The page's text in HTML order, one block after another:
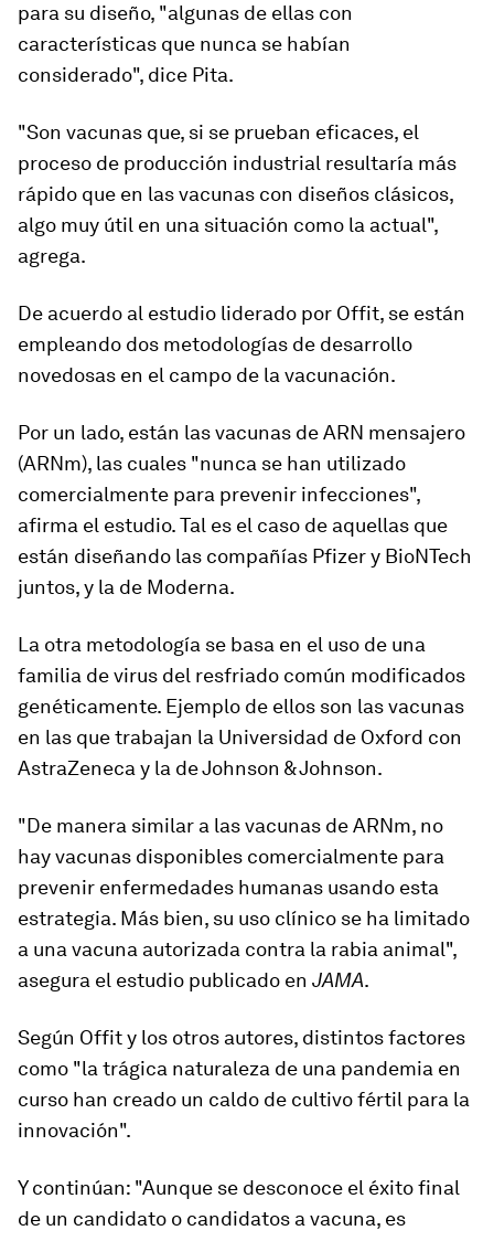
para su diseño, "algunas de ellas con
características que nunca se habían
considerado", dice Pita.
"Son vacunas que, si se prueban eficaces, el
proceso de producción industrial resultaría más
rápido que en las vacunas con diseños clásicos,
algo muy útil en una situación como la actual",
agrega.
De acuerdo al estudio liderado por Offit, se están
empleando dos metodologías de desarrollo
novedosas en el campo de la vacunación.
Por un lado, están las vacunas de ARN mensajero
(ARNm), las cuales "nunca se han utilizado
comercialmente para prevenir infecciones",
afirma el estudio. Tal es el caso de aquellas que
están diseñando las compañías Pfizer y BioNTech
juntos, y la de Moderna.
La otra metodología se basa en el uso de una
familia de virus del resfriado común modificados
genéticamente. Ejemplo de ellos son las vacunas
en las que trabajan la Universidad de Oxford con
AstraZeneca y la de Johnson & Johnson.
"De manera similar a las vacunas de ARNm, no
hay vacunas disponibles comercialmente para
prevenir enfermedades humanas usando esta
estrategia. Más bien, su uso clínico se ha limitado
a una vacuna autorizada contra la rabia animal",
asegura el estudio publicado en JAMA.
Según Offit y los otros autores, distintos factores
como "la trágica naturaleza de una pandemia en
curso han creado un caldo de cultivo fértil para la
innovación".
Y continúan: "Aunque se desconoce el éxito final
de un candidato o candidatos a vacuna, es